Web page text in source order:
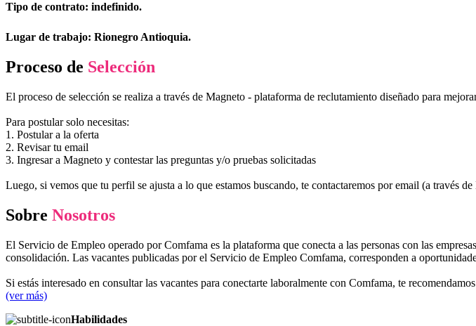
Tipo de contrato: indefinido.
Lugar de trabajo: Rionegro Antioquia.
Proceso de Selección
El proceso de selección se realiza a través de Magneto - plataforma de reclutamiento diseñado para
Para postular solo necesitas:
1. Postular a la oferta
2. Revisar tu email
3. Ingresar a Magneto y contestar las preguntas y/o pruebas solicitadas
Luego, si vemos que tu perfil se ajusta a lo que estamos buscando, te contactaremos por email (a través
Sobre Nosotros
El Servicio de Empleo operado por Comfama es la plataforma que conecta a las personas con las
consolidación. Las vacantes publicadas por el Servicio de Empleo Comfama, corresponden a
Si estás interesado en consultar las vacantes para conectarte laboralmente con Comfama, te
(ver más)
Habilidades